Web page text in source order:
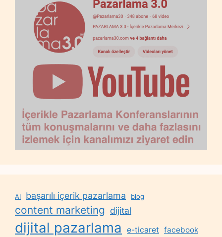
AI başarılı içerik pazarlama blog
content marketing dijital
dijital pazarlama e-ticaret facebook